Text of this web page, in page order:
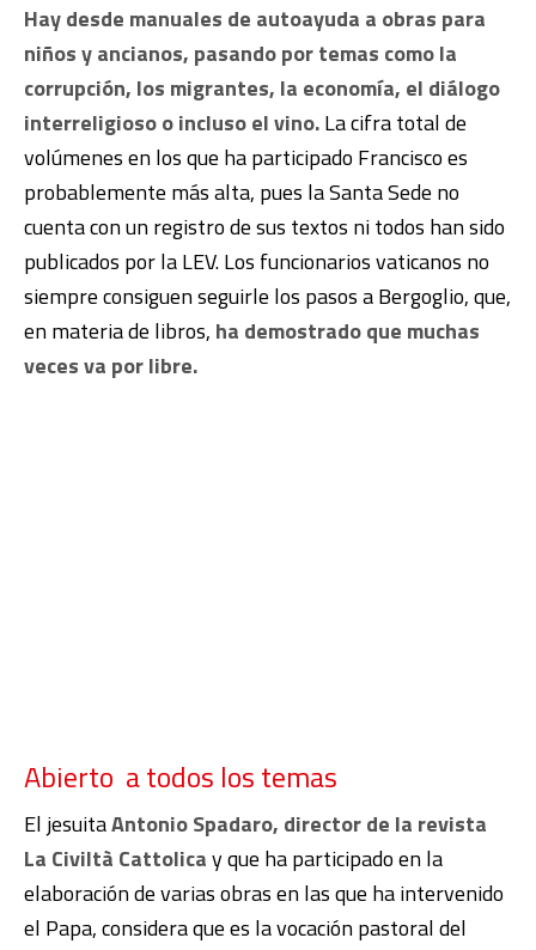
Hay desde manuales de autoayuda a obras para
niños y ancianos, pasando por temas como la
corrupción, los migrantes, la economía, el diálogo
interreligioso o incluso el vino.La cifra total de
volúmenes en los que ha participado Francisco es
probablemente más alta, pues la Santa Sede no
cuenta con un registro de sus textos ni todos han sido
publicados por la LEV. Los funcionarios vaticanos no
siempre consiguen seguirle los pasos a Bergoglio, que,
en materia de libros, ha demostrado que muchas
veces va por libre.
Abierto a todos los temas
El jesuitaAntonio Spadaro, director de la revista
La Civiltà Cattolicay que ha participado en la
elaboración de varias obras en las que ha intervenido
el Papa, considera que es la vocación pastoral del